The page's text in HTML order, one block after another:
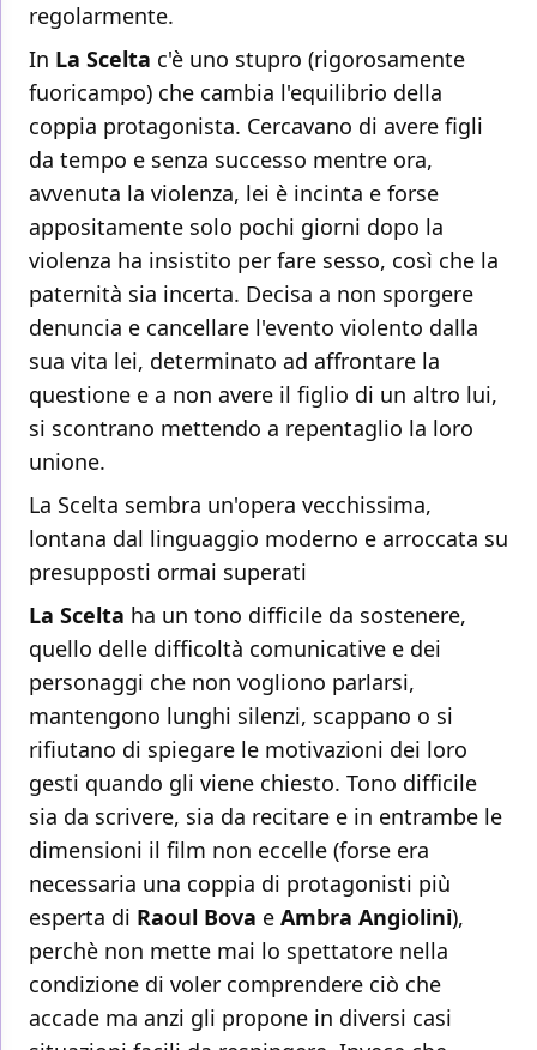
regolarmente.
In La Scelta c'è uno stupro (rigorosamente
fuoricampo) che cambia l'equilibrio della
coppia protagonista. Cercavano di avere figli
da tempo e senza successo mentre ora,
avvenuta la violenza, lei è incinta e forse
appositamente solo pochi giorni dopo la
violenza ha insistito per fare sesso, così che la
paternità sia incerta. Decisa a non sporgere
denuncia e cancellare l'evento violento dalla
sua vita lei, determinato ad affrontare la
questione e a non avere il figlio di un altro lui,
si scontrano mettendo a repentaglio la loro
unione.
La Scelta sembra un'opera vecchissima,
lontana dal linguaggio moderno e arroccata su
presupposti ormai superati
La Scelta ha un tono difficile da sostenere,
quello delle difficoltà comunicative e dei
personaggi che non vogliono parlarsi,
mantengono lunghi silenzi, scappano o si
rifiutano di spiegare le motivazioni dei loro
gesti quando gli viene chiesto. Tono difficile
sia da scrivere, sia da recitare e in entrambe le
dimensioni il film non eccelle (forse era
necessaria una coppia di protagonisti più
esperta di Raoul Bova e Ambra Angiolini),
perchè non mette mai lo spettatore nella
condizione di voler comprendere ciò che
accade ma anzi gli propone in diversi casi